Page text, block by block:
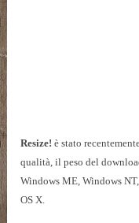
Resize! è stato
qualità, il peso del
Windows ME, Windows
OS X.